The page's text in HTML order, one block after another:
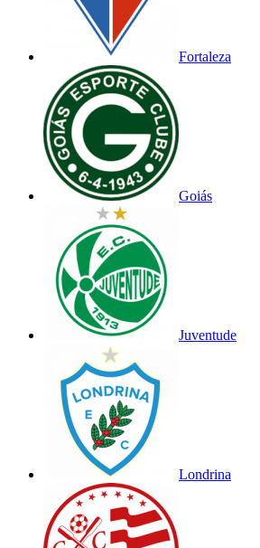
Fortaleza
Goiás
Juventude
Londrina